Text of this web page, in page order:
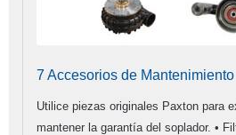
7 Accesorios de Mantenimiento
Utilice piezas originales Paxton para
mantener la garantía del soplador. •